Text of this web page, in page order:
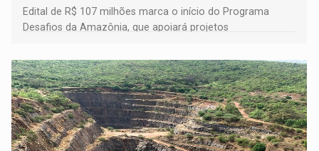
Edital de R$ 107 milhões marca o início do Programa
Desafios da Amazônia, que apoiará projetos
submissão de pré-propostas poderá ser feita até 1º de
setembro